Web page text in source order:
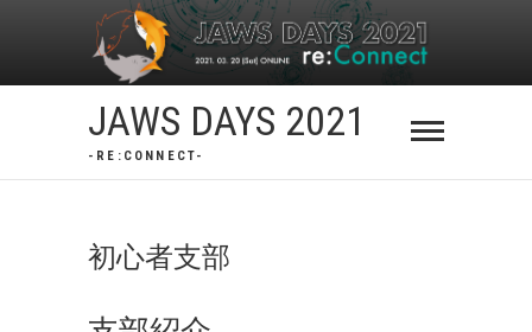
JAWS DAYS 2021
-RE:CONNECT-
初心者支部